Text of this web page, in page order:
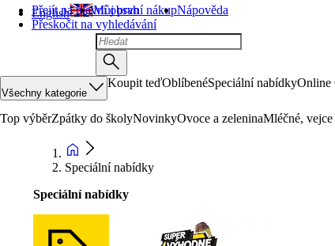
Přejít na hlavní obsah
Přeskočit na vyhledávání
English Můj první nákupNápověda
Všechny kategorie
Koupit teďOblíbenéSpeciální nabídkyOnline
Top výběrZpátky do školyNovinkyOvoce a zeleninaMléčné,
Speciální nabídky
Speciální nabídky